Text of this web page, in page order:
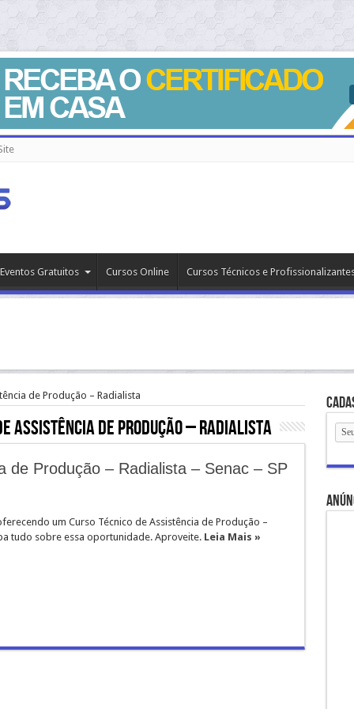
Gratuitos Cursos Online Cursos Técnicos e
de Produção – Radialista
Assistência de Produção – Radialista
de Produção – Radialista – Senac – SP
um Curso Técnico de Assistência de Produção –
tudo sobre essa oportunidade. Aproveite. Leia Mais »